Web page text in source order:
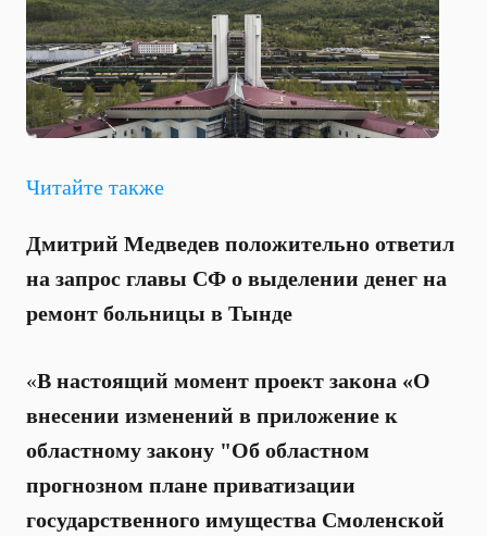
Читайте также
Дмитрий Медведев положительно ответил
на запрос главы СФ о выделении денег на
ремонт больницы в Тынде
«В настоящий момент проект закона «О
внесении изменений в приложение к
областному закону "Об областном
прогнозном плане приватизации
государственного имущества Смоленской